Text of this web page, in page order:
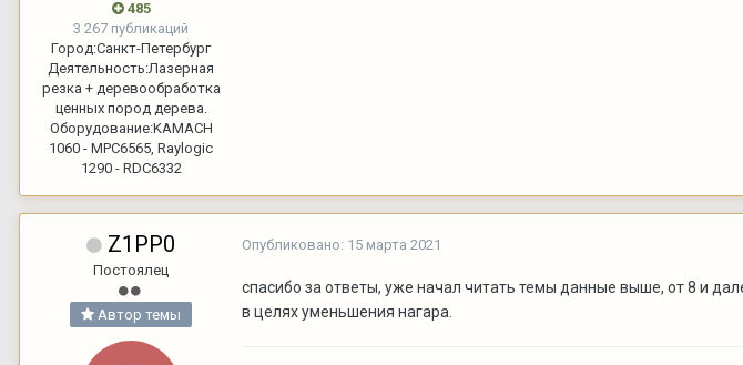
485
3 267 публикаций
Город:Санкт-Петербург
Деятельность:Лазерная
резка + деревообработка
ценных пород дерева.
Оборудование:KAMACH
1060 - MPC6565, Raylogic
1290 - RDC6332
Z1PP0
Постоялец
Автор темы
Опубликовано: 15 марта 2021
спасибо за ответы, уже начал читать темы данные выше, от 8 и
в целях уменьшения нагара.